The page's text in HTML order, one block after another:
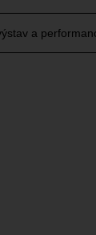
a